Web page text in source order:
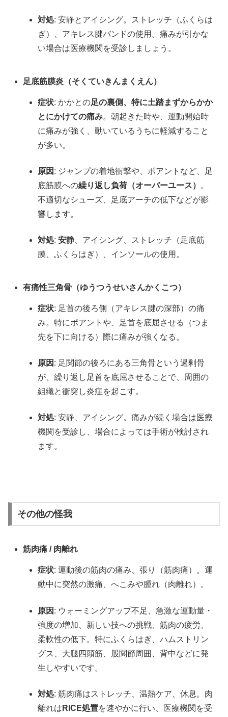
対処: 安静とアイシング。ストレッチ（ふくらは
ぎ）、アキレス腱バンドの使用。痛みが引かな
い場合は医療機関を受診しましょう。
足底筋膜炎（そくていきんまくえん）
症状: かかとの足の裏側、特に土踏まずからかか
とにかけての痛み。朝起きた時や、運動開始時
に痛みが強く、動いているうちに軽減すること
が多い。
原因 : ジャンプの着地衝撃や、ポアントなど、足
底筋膜への繰り返し負荷（オーバーユース） 。
不適切なシューズ、足底アーチの低下などが影
響します。
対処:安静、アイシング、ストレッチ（足底筋
膜、ふくらはぎ）、インソールの使用。
有痛性三角骨（ゆうつうせいさんかくこつ）
症状: 足首の後ろ側（アキレス腱の深部）の痛
み。特にポアントや、足首を底屈させる（つま
先を下に向ける）際に痛みが強くなる。
原因 : 足関節の後ろにある三角骨という過剰骨
が、繰り返し足首を底屈させることで、周囲の
組織と衝突し炎症を起こす。
対処: 安静、アイシング。痛みが続く場合は医療
機関を受診し、場合によっては手術が検討され
ます。
その他の怪我
筋肉痛 / 肉離れ
症状: 運動後の筋肉の痛み、張り（筋肉痛）。運
動中に突然の激痛、へこみや腫れ（肉離れ）。
原因 : ウォーミングアップ不足、急激な運動量・
強度の増加、新しい技への挑戦、筋肉の疲労、
柔軟性の低下。特にふくらはぎ、ハムストリン
グス、大腿四頭筋、股関節周囲、背中などに発
生しやすいです。
対処: 筋肉痛はストレッチ、温熱ケア、休息。肉
離れは RICE処置を速やかに行い、医療機関を受